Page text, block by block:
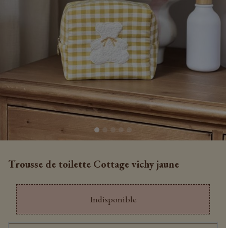
Trousse de toilette Cottage vichy jaune
Indisponible